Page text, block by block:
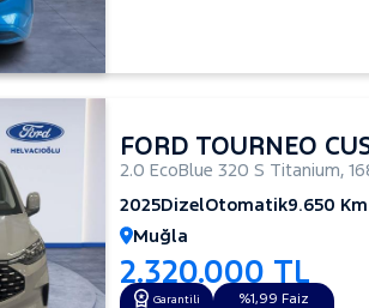
FORD TOURNEO
2.0 EcoBlue 320 S Titanium,
2025DizelOtomatik9.650 Km
Muğla
2.320.000 TL
Garantili %1,99 Faiz